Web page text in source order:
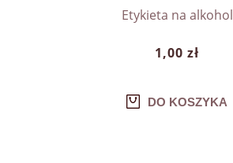
Etykieta na alkohol
1,00 zł
DO KOSZYKA